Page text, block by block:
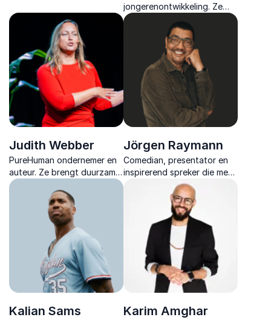
organisaties leert sterker te
worden door verandering
bewust te omarmen.
jongerenontwikkeling. Ze
biedt een frisse, nuchtere
blik op zelfsturing, leren
door falen en persoonlijke
Judith Webber
PureHuman ondernemer en
auteur. Ze brengt duurzame
verandering op gang met
lezingen over verbindende
communicatie, intrinsieke
motivatie en leiderschap.
Jörgen Raymann
Comedian, presentator en
inspirerend spreker die met
humor en inzicht spreekt
over leiderschap, inclusie en
persoonlijke groei.
Kalian Sams Karim Amghar